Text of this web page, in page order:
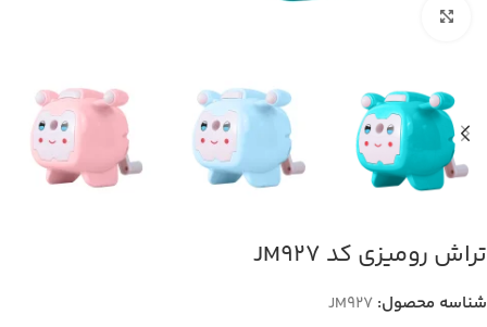
تراش رومیزی کد JM927
شناسه محصول: JM927